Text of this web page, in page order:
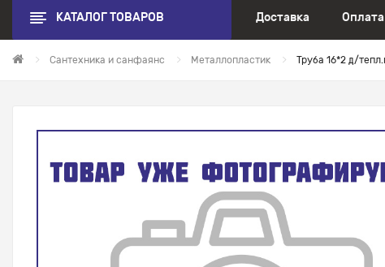
КАТАЛОГ ТОВАРОВ Доставка Оплата
Сантехника и санфаянс Металлопластик Труба 16*2 д/